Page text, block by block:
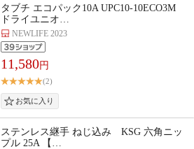
タブチ エコパック10A UPC10-10ECO3M
ドライユニオ…
NEWLIFE 2023
11,580円
(2)
ステンレス継手 ねじ込み KSG 六角ニッ
プル 25A 【…